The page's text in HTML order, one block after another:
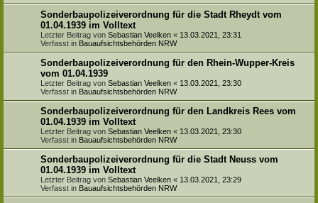
Sonderbaupolizeiverordnung für die Stadt Rheydt vom
01.04.1939 im Volltext
Letzter Beitrag von Sebastian Veelken « 13.03.2021, 23:31
Verfasst in Bauaufsichtsbehörden NRW
Sonderbaupolizeiverordnung für den Rhein-Wupper-Kreis
vom 01.04.1939
Letzter Beitrag von Sebastian Veelken « 13.03.2021, 23:30
Verfasst in Bauaufsichtsbehörden NRW
Sonderbaupolizeiverordnung für den Landkreis Rees vom
01.04.1939 im Volltext
Letzter Beitrag von Sebastian Veelken « 13.03.2021, 23:30
Verfasst in Bauaufsichtsbehörden NRW
Sonderbaupolizeiverordnung für die Stadt Neuss vom
01.04.1939 im Volltext
Letzter Beitrag von Sebastian Veelken « 13.03.2021, 23:29
Verfasst in Bauaufsichtsbehörden NRW